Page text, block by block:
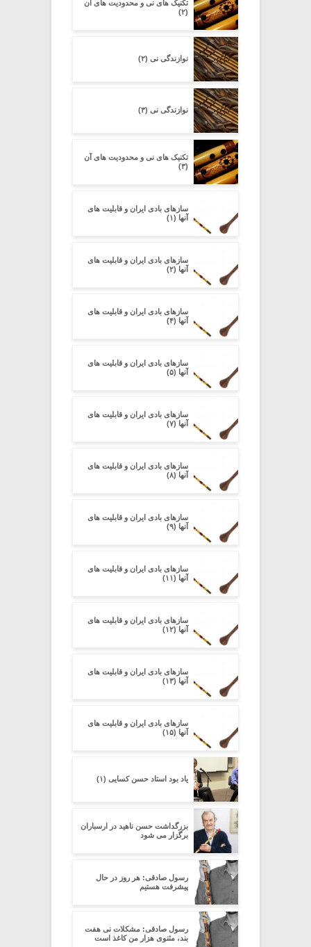
تکنیک های نی و محدودیت های آن
(۲)
نوازندگی نی (۲)
نوازندگی نی (۳)
تکنیک های نی و محدودیت های آن
(۳)
سازهای بادی ایران و قابلیت های
آنها (۱)
سازهای بادی ایران و قابلیت های
آنها (۲)
سازهای بادی ایران و قابلیت های
آنها (۴)
سازهای بادی ایران و قابلیت های
آنها (۵)
سازهای بادی ایران و قابلیت های
آنها (۷)
سازهای بادی ایران و قابلیت های
آنها (۸)
سازهای بادی ایران و قابلیت های
آنها (۹)
سازهای بادی ایران و قابلیت های
آنها (۱۱)
سازهای بادی ایران و قابلیت های
آنها (۱۲)
سازهای بادی ایران و قابلیت های
آنها (۱۳)
سازهای بادی ایران و قابلیت های
آنها (۱۵)
یاد بود استاد حسن کسایی (۱)
بزرگداشت حسن ناهید در ارسباران
برگزار می شود
رسول صادقی: هر روز در حال
پیشرفت هستیم
رسول صادقی: مشکلات نی هفت
بند، مثنوی هزار من کاغذ است